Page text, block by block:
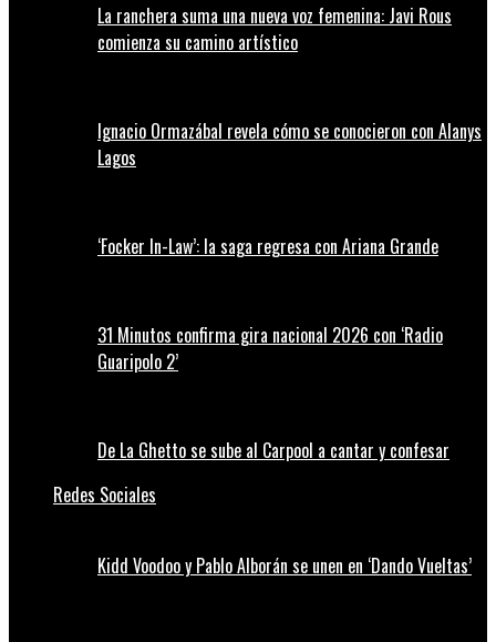
La ranchera suma una nueva voz femenina: Javi Rous
comienza su camino artístico
Ignacio Ormazábal revela cómo se conocieron con Alanys
Lagos
‘Focker In-Law’: la saga regresa con Ariana Grande
31 Minutos confirma gira nacional 2026 con ‘Radio
Guaripolo 2’
De La Ghetto se sube al Carpool a cantar y confesar
Redes Sociales
Kidd Voodoo y Pablo Alborán se unen en ‘Dando Vueltas’